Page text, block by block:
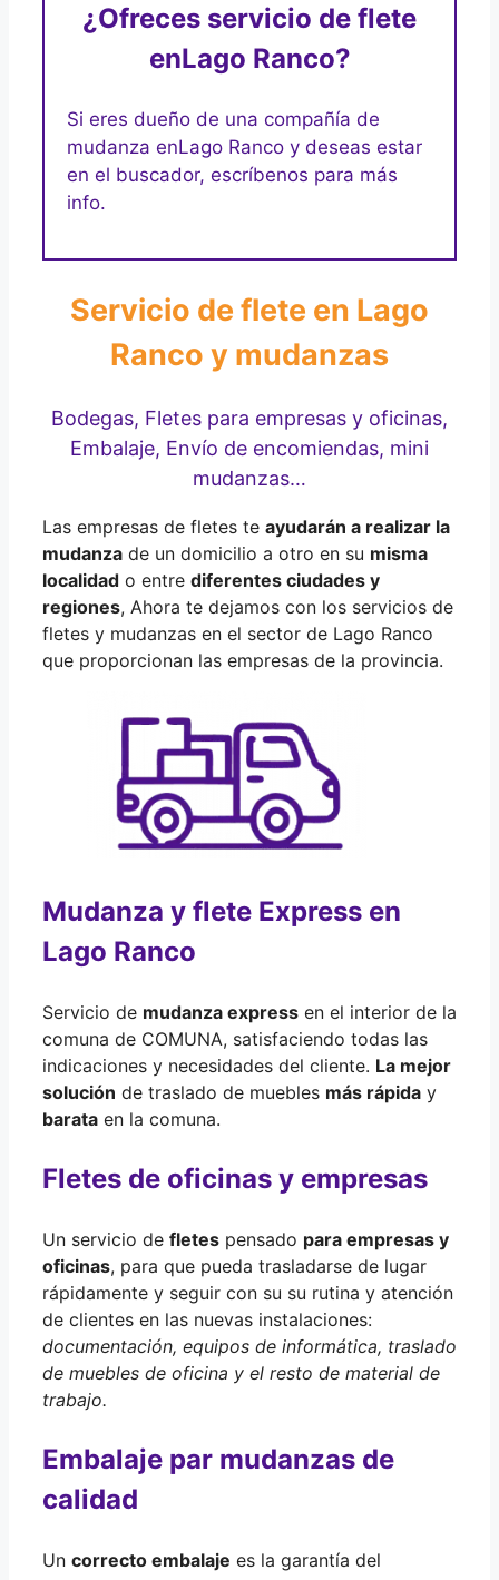
¿Ofreces servicio de flete
enLago Ranco?
Si eres dueño de una compañía de
mudanza enLago Ranco y deseas estar
en el buscador, escríbenos para más
info.
Servicio de flete en Lago
Ranco y mudanzas
Bodegas, Fletes para empresas y oficinas,
Embalaje, Envío de encomiendas, mini
mudanzas…
Las empresas de fletes te ayudarán a realizar la
mudanza de un domicilio a otro en su misma
localidad o entre diferentes ciudades y
regiones, Ahora te dejamos con los servicios de
fletes y mudanzas en el sector de Lago Ranco
que proporcionan las empresas de la provincia.
Mudanza y flete Express en
Lago Ranco
Servicio de mudanza express en el interior de la
comuna de COMUNA, satisfaciendo todas las
indicaciones y necesidades del cliente. La mejor
solución de traslado de muebles más rápida y
barata en la comuna.
Fletes de oficinas y empresas
Un servicio de fletes pensado para empresas y
oficinas, para que pueda trasladarse de lugar
rápidamente y seguir con su su rutina y atención
de clientes en las nuevas instalaciones:
documentación, equipos de informática, traslado
de muebles de oficina y el resto de material de
trabajo.
Embalaje par mudanzas de
calidad
Un correcto embalaje es la garantía del